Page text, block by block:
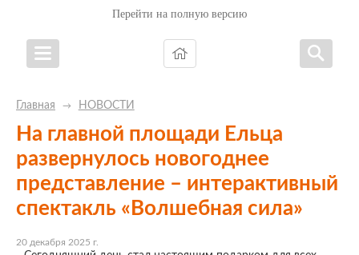
Перейти на полную версию
Главная → НОВОСТИ
На главной площади Ельца
развернулось новогоднее
представление – интерактивный
спектакль «Волшебная сила»
20 декабря 2025 г.